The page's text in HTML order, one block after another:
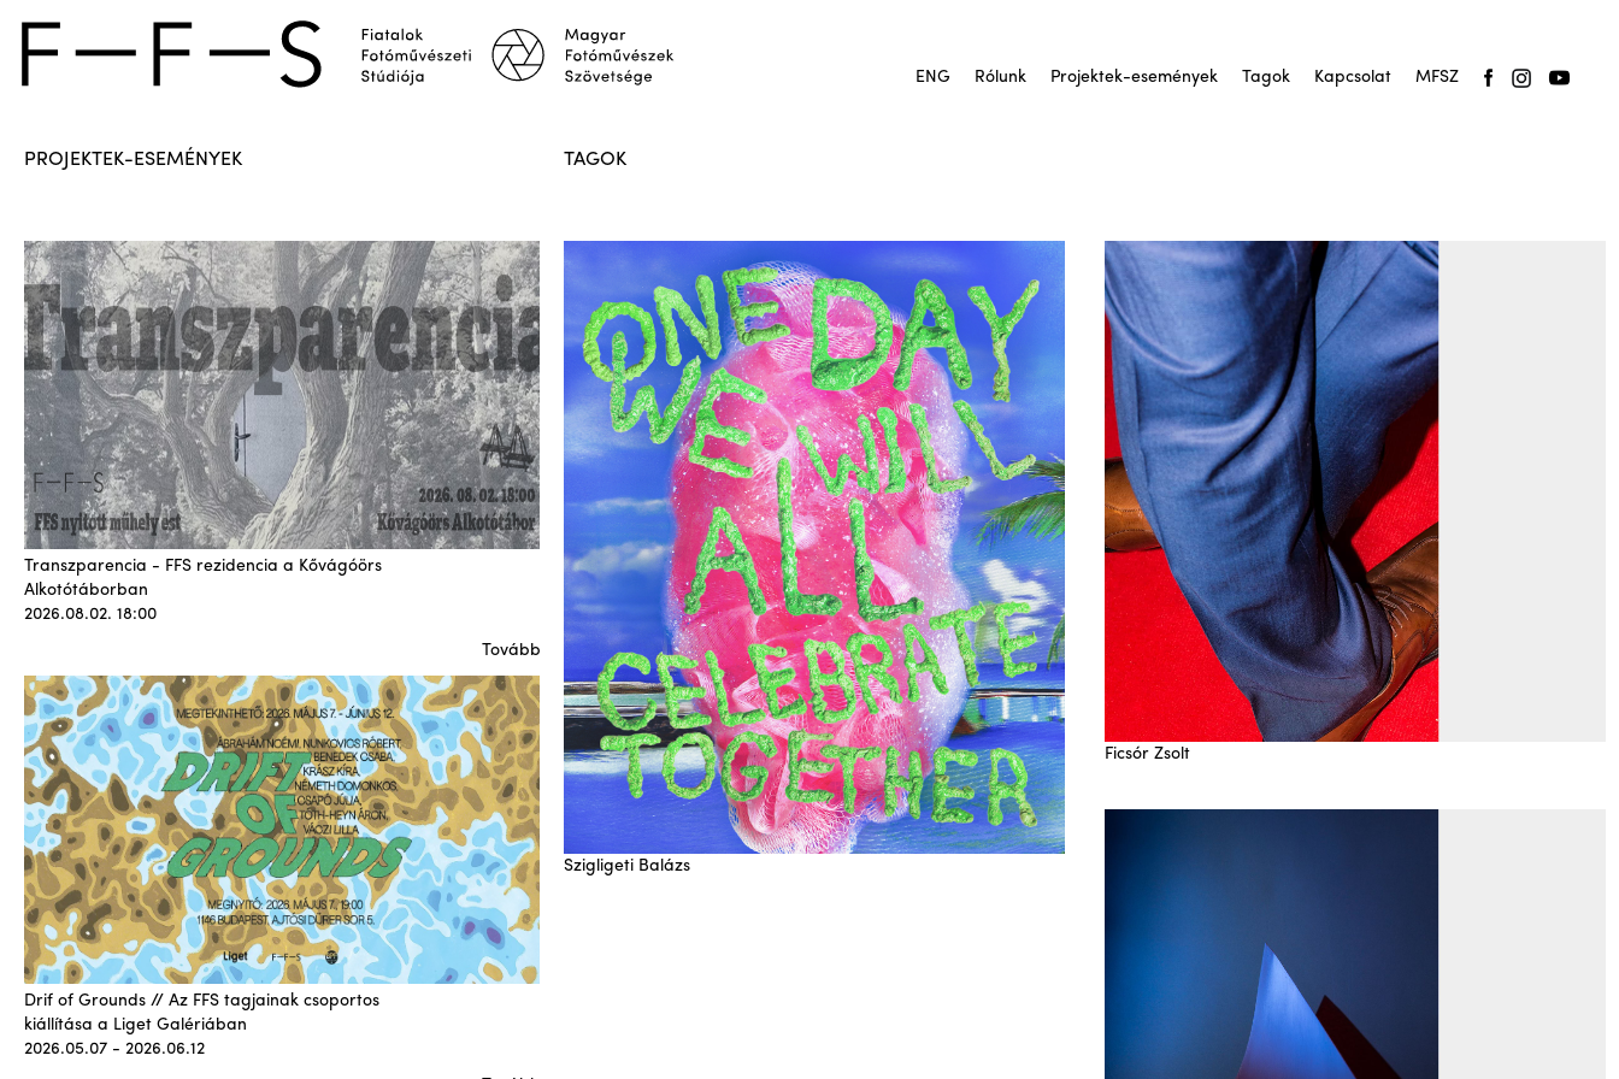
ENG Rólunk Projektek-események Tagok Kapcsolat MFSZ
TAGOK
Szigligeti Balázs
Ficsór Zsolt
PROJEKTEK-ESEMÉNYEK
Transzparencia - FFS rezidencia a Kővágóörs
Alkotótáborban
2026.08.02. 18:00
Tovább
Drif of Grounds // Az FFS tagjainak csoportos
kiállítása a Liget Galériában
2026.05.07 - 2026.06.12